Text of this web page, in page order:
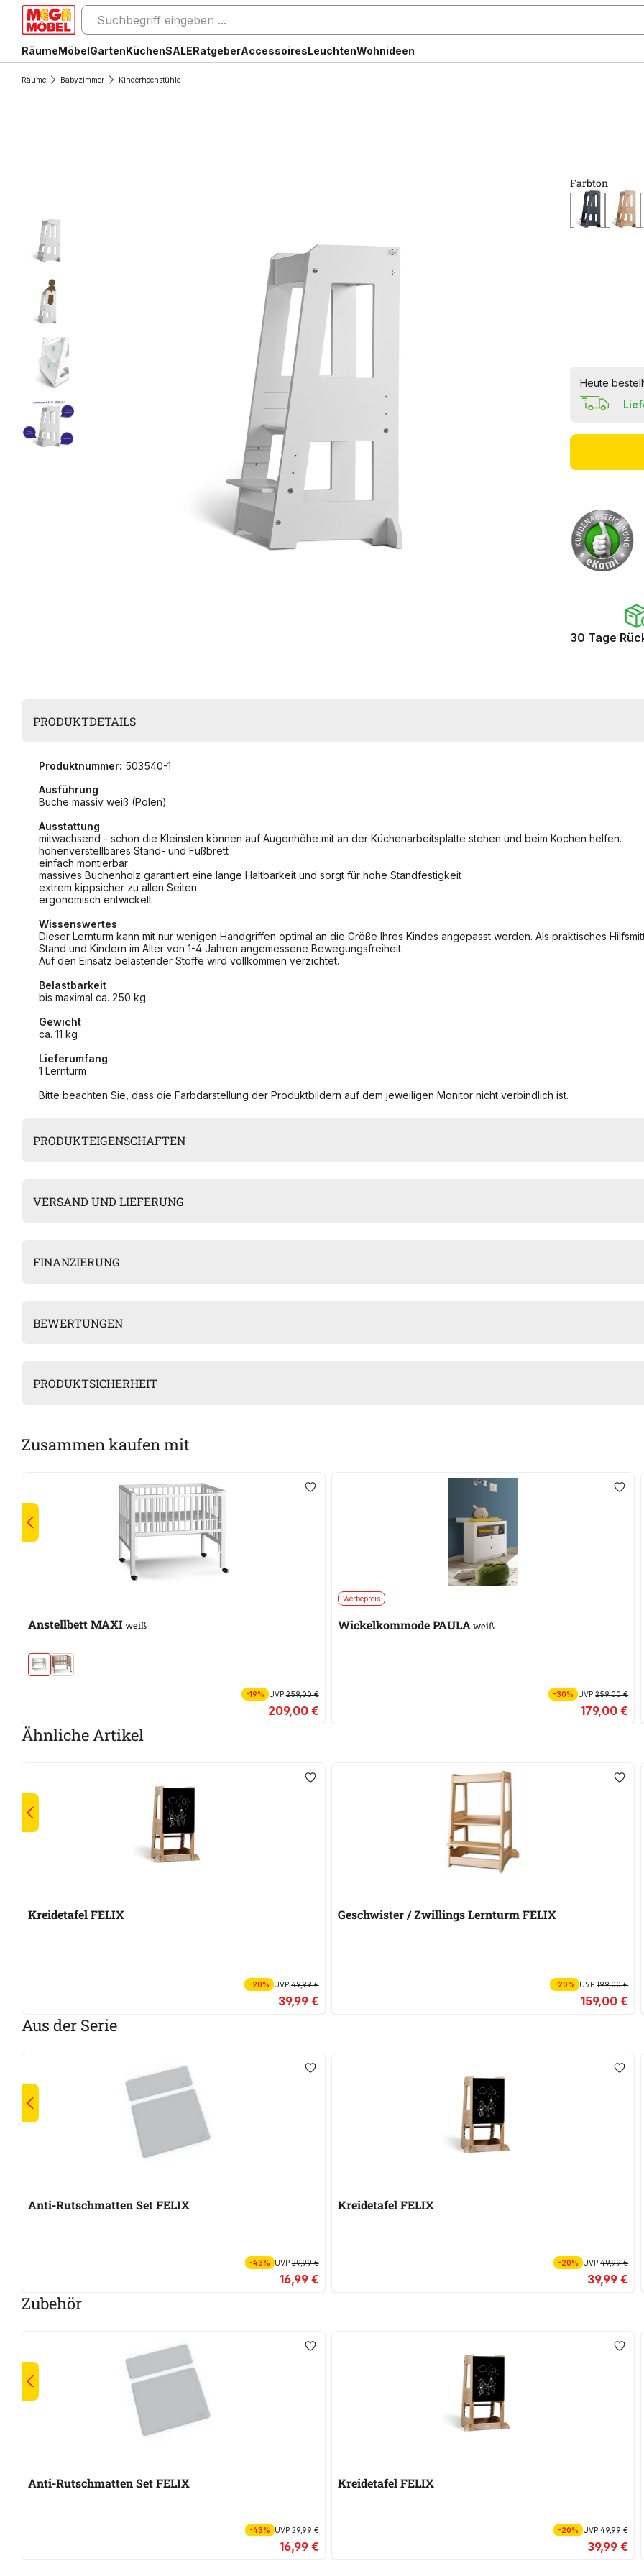
RäumeMöbelGartenKüchenSALERatgeberAccessoiresLeuchtenWohnideen
Räume Babyzimmer Kinderhochstühle
Farbton
Heute
30 Tage
PRODUKTDETAILS
Produktnummer: 503540-1
Ausführung
Buche massiv weiß (Polen)
Ausstattung
mitwachsend - schon die Kleinsten können auf Augenhöhe mit an der Küchenarbeitsplatte stehen und beim Kochen helfen.
höhenverstellbares Stand- und Fußbrett
einfach montierbar
massives Buchenholz garantiert eine lange Haltbarkeit und sorgt für hohe Standfestigkeit
extrem kippsicher zu allen Seiten
ergonomisch entwickelt
Wissenswertes
Dieser Lernturm kann mit nur wenigen Handgriffen optimal an die Größe Ihres Kindes angepasst werden. Als praktisches
Stand und Kindern im Alter von 1-4 Jahren angemessene Bewegungsfreiheit.
Auf den Einsatz belastender Stoffe wird vollkommen verzichtet.
Belastbarkeit
bis maximal ca. 250 kg
Gewicht
ca. 11 kg
Lieferumfang
1 Lernturm
Bitte beachten Sie, dass die Farbdarstellung der Produktbildern auf dem jeweiligen Monitor nicht verbindlich ist.
PRODUKTEIGENSCHAFTEN
VERSAND UND LIEFERUNG
FINANZIERUNG
BEWERTUNGEN
PRODUKTSICHERHEIT
Zusammen kaufen mit
Anstellbett MAXIweiß
-19% UVP259,00 €
209,00 €
Werbepreis
Wickelkommode PAULAweiß
-30% UVP259,00 €
179,00 €
Ähnliche Artikel
Kreidetafel FELIX
-20% UVP49,99 €
39,99 €
Geschwister / Zwillings Lernturm FELIX
-20% UVP199,00 €
159,00 €
Aus der Serie
Anti-Rutschmatten Set FELIX
-43% UVP29,99 €
16,99 €
Kreidetafel FELIX
-20% UVP49,99 €
39,99 €
Zubehör
Anti-Rutschmatten Set FELIX
-43% UVP29,99 €
16,99 €
Kreidetafel FELIX
-20% UVP49,99 €
39,99 €